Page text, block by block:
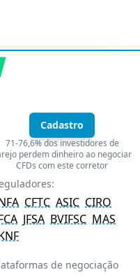
Cadastro
71-76,6% dos investidores de
perdem dinheiro ao negociar
CFDs com este corretor
CFTC ASIC CIRO
JFSA BVIFSC MAS
de negociação